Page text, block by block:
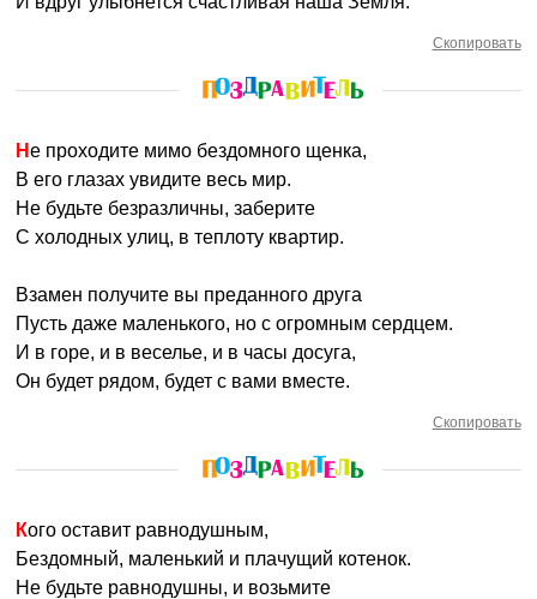
Скопировать
Не проходите мимо бездомного щенка,
В его глазах увидите весь мир.
Не будьте безразличны, заберите
С холодных улиц, в теплоту квартир.
Взамен получите вы преданного друга
Пусть даже маленького, но с огромным сердцем.
И в горе, и в веселье, и в часы досуга,
Он будет рядом, будет с вами вместе.
Скопировать
Кого оставит равнодушным,
Бездомный, маленький и плачущий котенок.
Не будьте равнодушны, и возьмите